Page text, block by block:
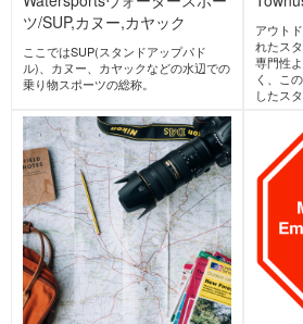
AlpineClimbingアルパインクラ
イミング
主たる目的がピークハント、つまり頂
上を目指すこと、及び岩壁自体を登り
切る登山のスタイル。
夏の3000m級の山域の岩稜登攀もこの
スタイルに入る。
冬期に
ロープ
近年で
スタイ